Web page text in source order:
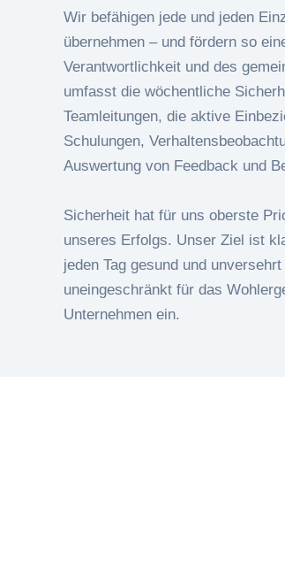
Wir befähigen jede und jeden
übernehmen – und fördern so
Verantwortlichkeit und des
umfasst die wöchentliche
Teamleitungen, die aktive
Schulungen,
Auswertung von Feedback und
Sicherheit hat für uns oberste
unseres Erfolgs. Unser Ziel ist
jeden Tag gesund und
uneingeschränkt für das
Unternehmen ein.